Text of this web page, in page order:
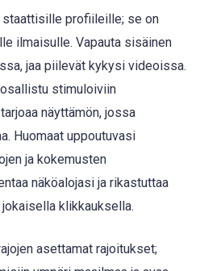
staattisille profiileille; se on
ilmaisulle. Vapauta sisäinen
jaa piilevät kykysi videoissa.
stimuloiviin
näyttämön, jossa
Huomaat uppoutuvasi
ja kokemusten
näköalojasi ja rikastuttaa
klikkauksella.
asettamat rajoitukset;